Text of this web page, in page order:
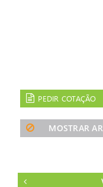
PEDIR COTAÇÃO
MOSTRAR